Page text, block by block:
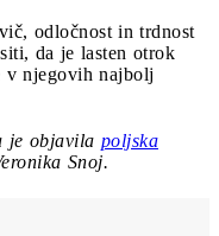
odločnost in trdnost
da je lasten otrok
v njegovih najbolj
je objavila poljska
Snoj.